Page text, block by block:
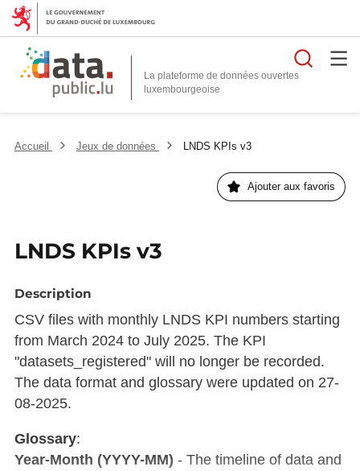
La plateforme de données ouvertes
Accueil Jeux de données LNDS KPIs v3
Ajouter aux favoris
LNDS KPIs v3
Description
CSV files with monthly LNDS KPI numbers starting
from March 2024 to July 2025. The KPI
"datasets_registered" will no longer be recorded.
The data format and glossary were updated on 27-
08-2025.
Glossary:
Year-Month (YYYY-MM) - The timeline of data and